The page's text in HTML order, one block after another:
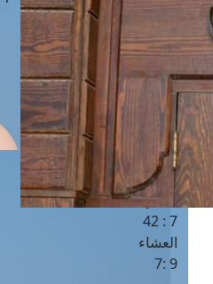
4 :43
الشروق
6 :18
الظهر
1 : 0
العصر
4:37
المغرب
7 : 42
العشاء
9 :7